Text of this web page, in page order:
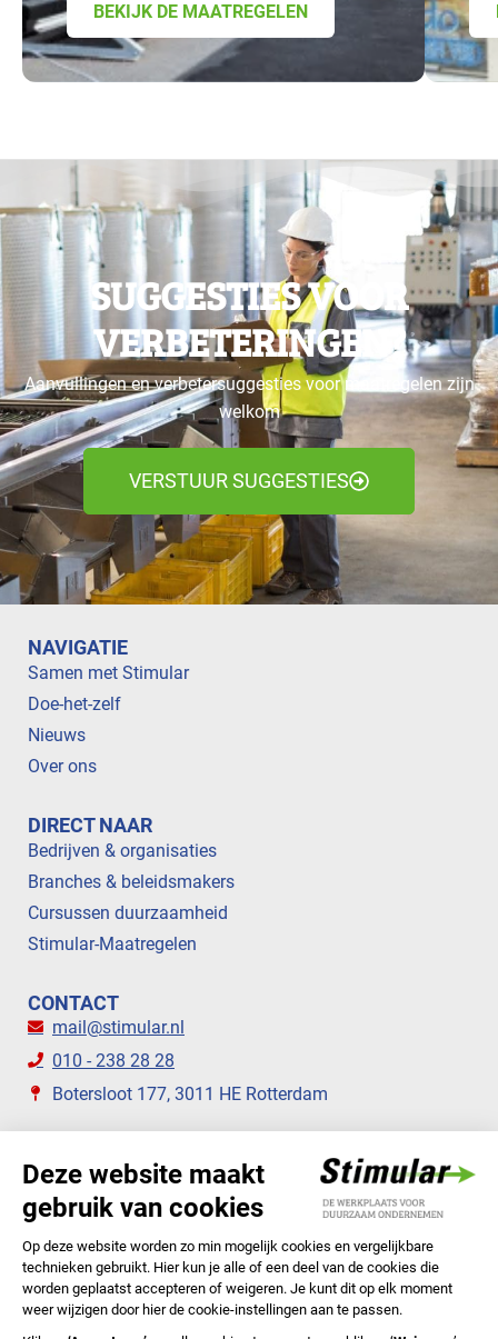
BEKIJK DE MAATREGELEN
SUGGESTIES VOOR
VERBETERINGEN?
Aanvullingen en verbetersuggesties voor maatregelen zijn
welkom
VERSTUUR SUGGESTIES
NAVIGATIE
Samen met Stimular
Doe-het-zelf
Nieuws
Over ons
DIRECT NAAR
Bedrijven & organisaties
Branches & beleidsmakers
Cursussen duurzaamheid
Stimular-Maatregelen
CONTACT
mail@stimular.nl
010 - 238 28 28
Botersloot 177, 3011 HE Rotterdam
STIMULAR NIEUWSBRIEVEN
ABONNEER NU